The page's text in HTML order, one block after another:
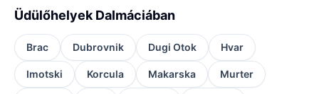
Üdülőhelyek Dalmáciában
Brac Dubrovnik Dugi Otok Hvar
Imotski Korcula Makarska Murter